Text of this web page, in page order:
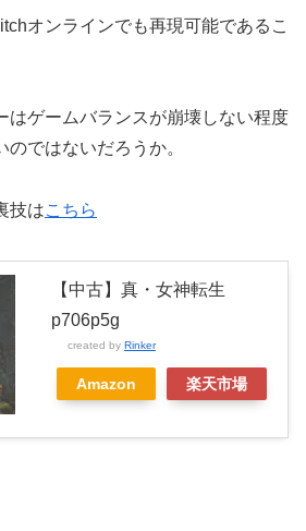
オンラインでも再現可能であるこ
はゲームバランスが崩壊しない程度
ではないだろうか。
技はこちら
【中古】真・女神転生
p706p5g
created by Rinker
Amazon 楽天市場